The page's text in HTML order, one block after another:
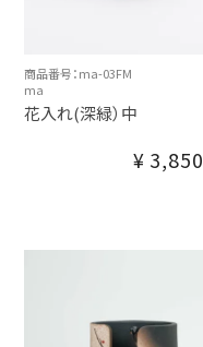
商品番号：ma-03FM
ma
花入れ(深緑）中
¥ 3,850